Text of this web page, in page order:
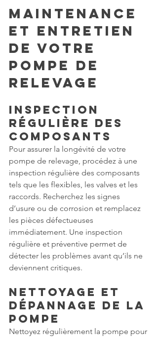
Maintenance
et Entretien
de Votre
Pompe de
Relevage
Inspection
Régulière des
Composants
Pour assurer la longévité de votre
pompe de relevage, procédez à une
inspection régulière des composants
tels que les flexibles, les valves et les
raccords. Recherchez les signes
d’usure ou de corrosion et remplacez
les pièces défectueuses
immédiatement. Une inspection
régulière et préventive permet de
détecter les problèmes avant qu’ils ne
deviennent critiques.
Nettoyage et
Dépannage de la
Pompe
Nettoyez régulièrement la pompe pour